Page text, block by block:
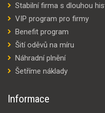
Stabilní firma s dlouhou
VIP program pro firmy
Benefit program
Šití oděvů na míru
Náhradní plnění
Šetříme náklady
Informace